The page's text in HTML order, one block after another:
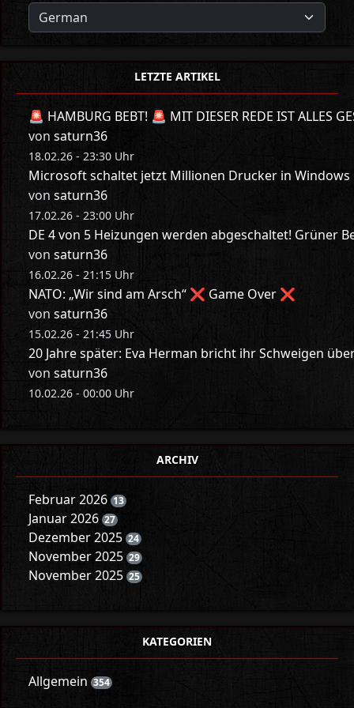
LETZTE ARTIKEL
🚨 HAMBURG BEBT! 🚨 MIT DIESER REDE IST ALLES
von saturn36
18.02.26 - 23:30 Uhr
Microsoft schaltet jetzt Millionen Drucker in Windows
von saturn36
17.02.26 - 23:00 Uhr
DE 4 von 5 Heizungen werden abgeschaltet! Grüner
von saturn36
16.02.26 - 21:15 Uhr
NATO: „Wir sind am Arsch“ ❌ Game Over ❌
von saturn36
15.02.26 - 21:45 Uhr
20 Jahre später: Eva Herman bricht ihr Schweigen
von saturn36
10.02.26 - 00:00 Uhr
ARCHIV
Februar 2026 13
Januar 2026 27
Dezember 2025 24
November 2025 29
November 2025 25
KATEGORIEN
Allgemein 354